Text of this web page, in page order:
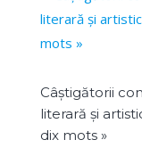
Câștigătorii
literară și
dix mots »